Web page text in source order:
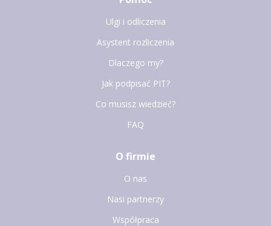
Ulgi i odliczenia
Asystent rozliczenia
Dlaczego my?
Jak podpisać PIT?
Co musisz wiedzieć?
FAQ
O firmie
O nas
Nasi partnerzy
Współpraca